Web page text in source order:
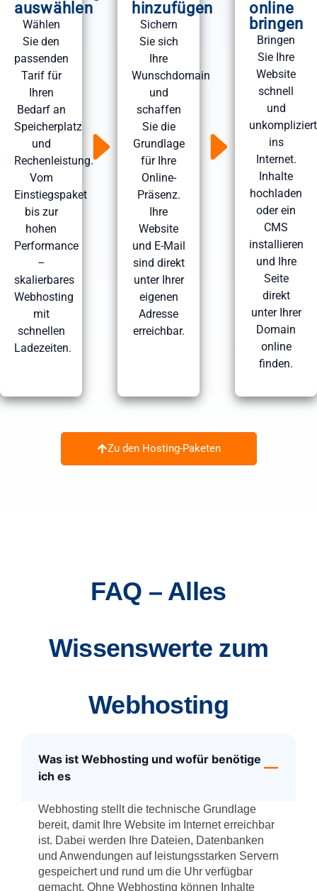
auswählen
Wählen
Sie den
passenden
Tarif für
Ihren
Bedarf an
Speicherplatz
und
Rechenleistung.
Vom
Einstiegspaket
bis zur
hohen
Performance
–
skalierbares
Webhosting
mit
schnellen
Ladezeiten.
hinzufügen
Sichern
Sie sich
Ihre
Wunschdomain
und
schaffen
Sie die
Grundlage
für Ihre
Online-
Präsenz.
Ihre
Website
und E-Mail
sind direkt
unter Ihrer
eigenen
Adresse
erreichbar.
online
bringen
Bringen
Sie Ihre
Website
schnell
und
unkompliziert
ins
Internet.
Inhalte
hochladen
oder ein
CMS
installieren
und Ihre
Seite
direkt
unter Ihrer
Domain
online
finden.
Zu den Hosting-Paketen
FAQ – Alles
Wissenswerte zum
Webhosting
Was ist Webhosting und wofür benötige
ich es
Webhosting stellt die technische Grundlage
bereit, damit Ihre Website im Internet erreichbar
ist. Dabei werden Ihre Dateien, Datenbanken
und Anwendungen auf leistungsstarken Servern
gespeichert und rund um die Uhr verfügbar
gemacht. Ohne Webhosting können Inhalte